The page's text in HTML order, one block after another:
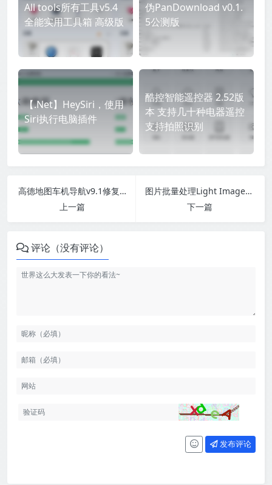
All tools所有工具v5.4
全能实用工具箱 高级版
伪PanDownload v0.1.
5公测版
【.Net】HeySiri，使用
Siri执行电脑插件
酷控智能遥控器 2.52版
本 支持几十种电器遥控
支持拍照识别
高德地图车机导航v9.1修复版
上一篇
图片批量处理Light Image Resizer v7.5.0
下一篇
评论（没有评论）
发布评论